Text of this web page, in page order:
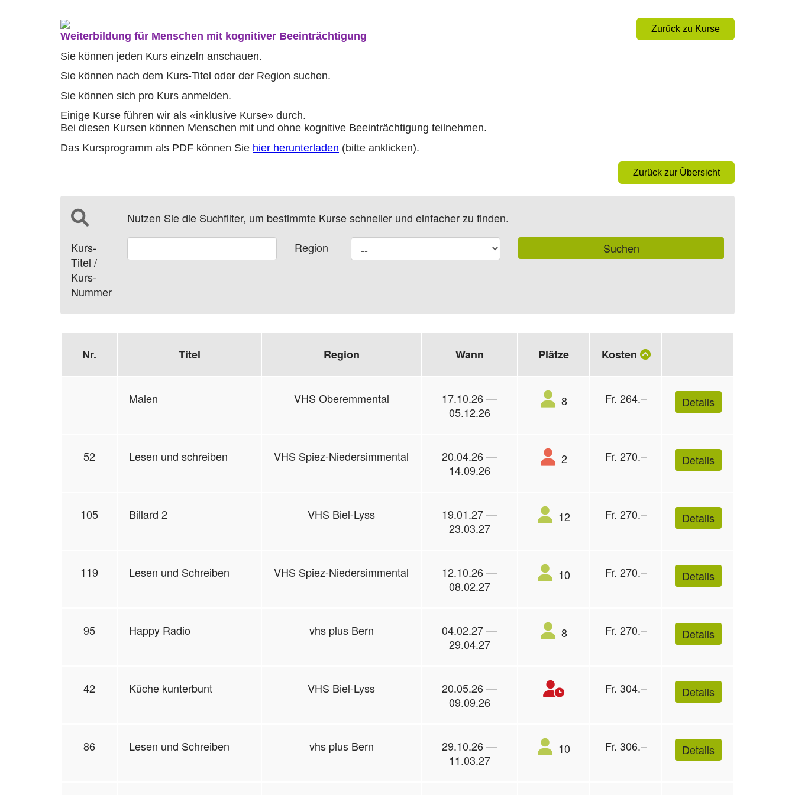
Zurück zu Kurse
Weiterbildung für Menschen mit kognitiver Beeinträchtigung
Sie können jeden Kurs einzeln anschauen.
Sie können nach dem Kurs-Titel oder der Region suchen.
Sie können sich pro Kurs anmelden.
Einige Kurse führen wir als «inklusive Kurse» durch.
Bei diesen Kursen können Menschen mit und ohne kognitive Beeinträchtigung teilnehmen.
Das Kursprogramm als PDF können Sie hier herunterladen (bitte anklicken).
Zurück zur Übersicht
Nutzen Sie die Suchfilter, um bestimmte Kurse schneller und einfacher zu finden.
Kurs-
Titel /
Kurs-
Nummer
Region
Nr. Titel Region Wann Plätze Kosten
Malen VHS Oberemmental
17.10.26 —
05.12.26
8 Fr. 264.– Details
52 Lesen und schreiben VHS Spiez-Niedersimmental
20.04.26 —
14.09.26
2 Fr. 270.– Details
105 Billard 2 VHS Biel-Lyss
19.01.27 —
23.03.27
12 Fr. 270.– Details
119 Lesen und Schreiben VHS Spiez-Niedersimmental
12.10.26 —
08.02.27
10 Fr. 270.– Details
95 Happy Radio vhs plus Bern
04.02.27 —
29.04.27
8 Fr. 270.– Details
42 Küche kunterbunt VHS Biel-Lyss
20.05.26 —
09.09.26
Fr. 304.– Details
86 Lesen und Schreiben vhs plus Bern
29.10.26 —
11.03.27
10 Fr. 306.– Details